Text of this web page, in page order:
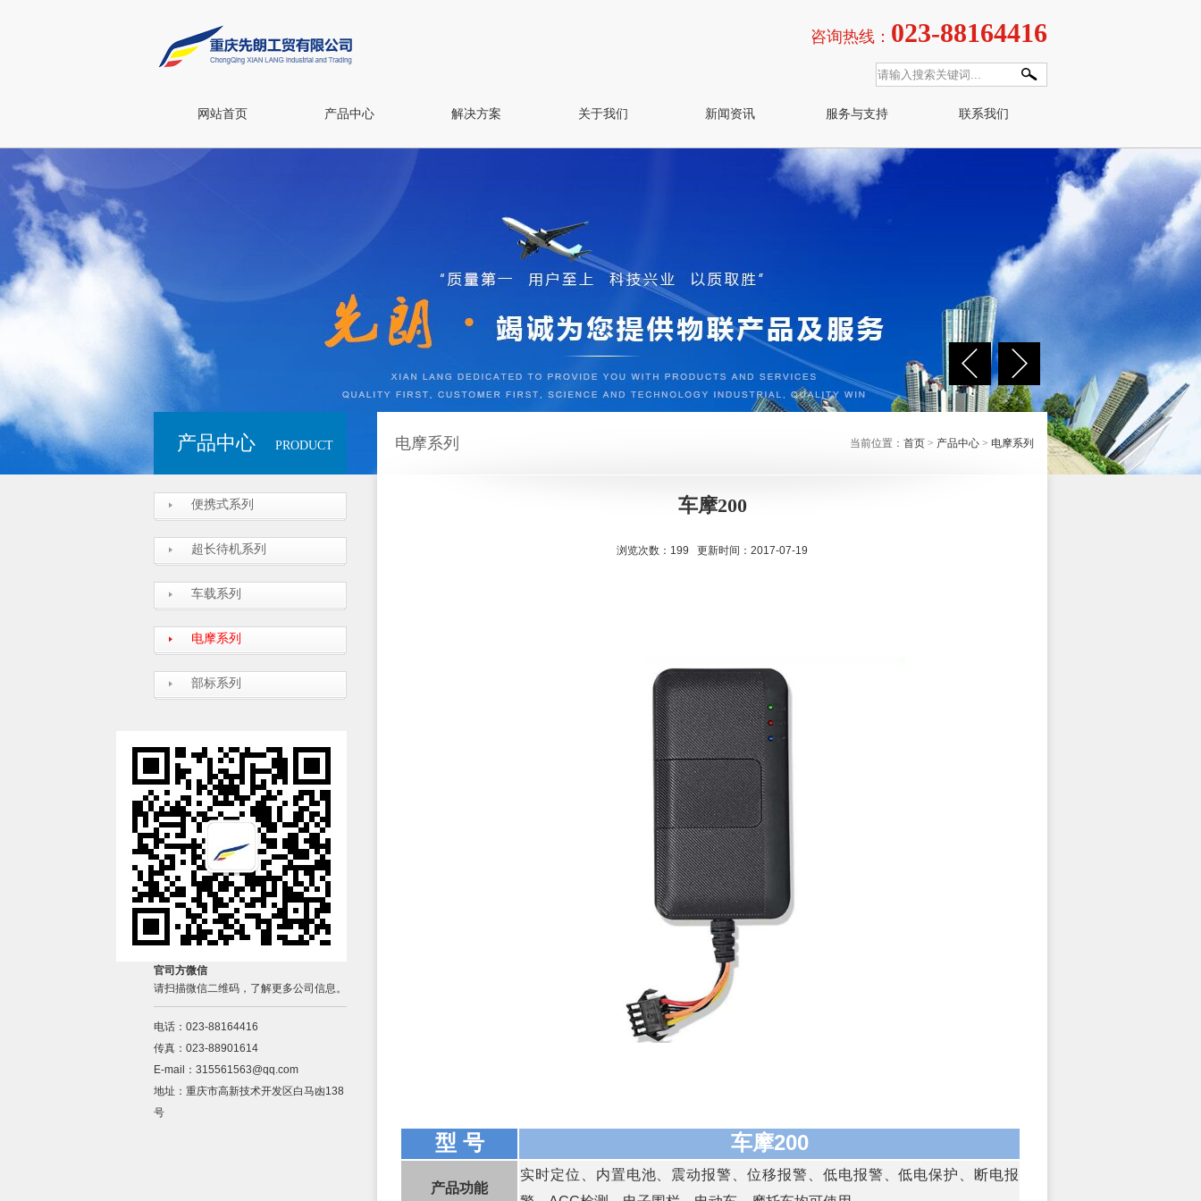
咨询热线： 023-88164416
网站首页 产品中心 解决方案 关于我们 新闻资讯 服务与支持 联系我们
产品中心 PRODUCT
便携式系列
超长待机系列
车载系列
电摩系列
部标系列
官司方微信
请扫描微信二维码，了解更多公司信息。
电话：023-88164416
传真：023-88901614
E-mail：315561563@qq.com
地址：重庆市高新技术开发区白马凼138
号
电摩系列 当前位置： 首页 > 产品中心 > 电摩系列
车摩200
浏览次数：199 更新时间：2017-07-19
型 号 车摩200
产品功能
实时定位、内置电池、震动报警、位移报警、低电报警、低电保护、断电报